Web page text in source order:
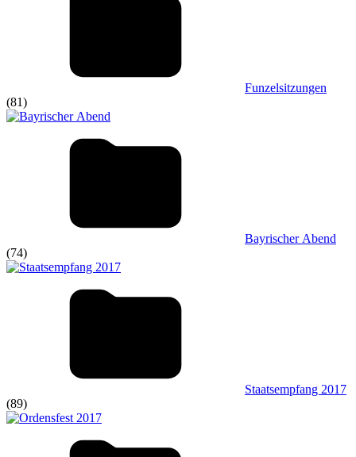
Funzelsitzungen
(81)
Bayrischer Abend
(74)
Staatsempfang 2017
(89)